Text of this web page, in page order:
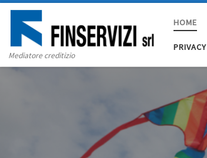
Mediatore creditizio
HOME
PRIVACY